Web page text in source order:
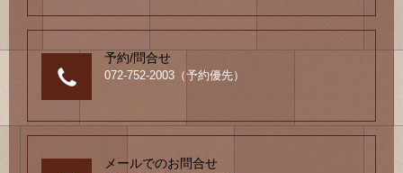
予約/問合せ
072-752-2003（予約優先）
メールでのお問合せ